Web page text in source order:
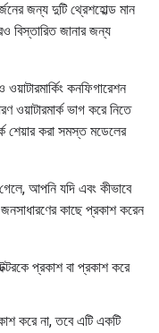
জন্য দুটি থ্রেশহোল্ড মান
বিস্তারিত জানার জন্য
কনফিগারেশন
ওয়াটারমার্ক ভাগ করে নিতে
শেয়ার করা সমস্ত মডেলের
আপনি যদি এবং কীভাবে
কাছে প্রকাশ করেন
প্রকাশ বা প্রকাশ করে
করে না, তবে এটি একটি